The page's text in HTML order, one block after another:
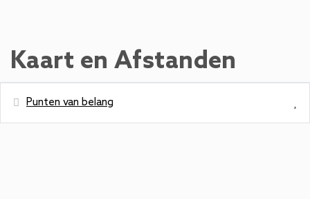
Kaart en Afstanden
Punten van belang